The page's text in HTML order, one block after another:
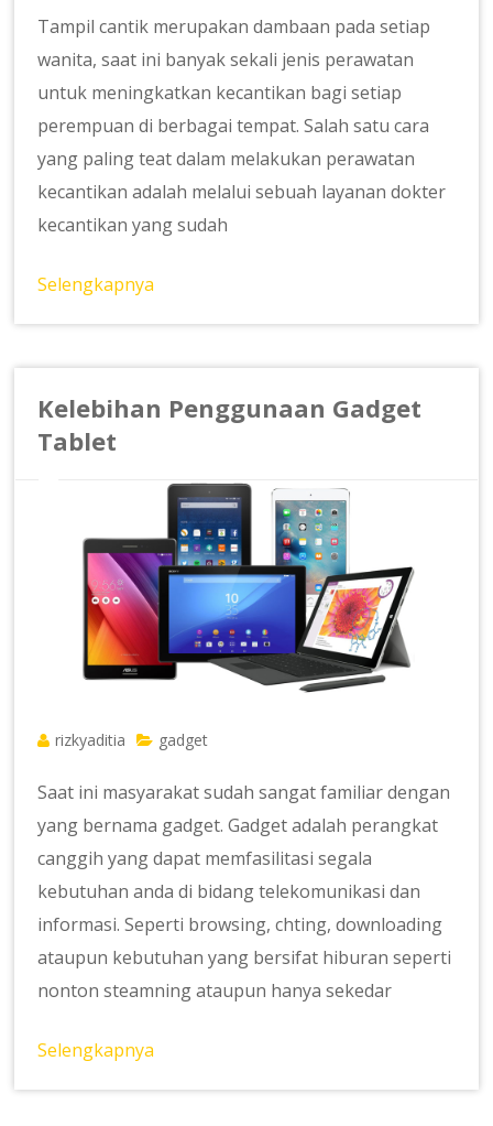
Tampil cantik merupakan dambaan pada setiap
wanita, saat ini banyak sekali jenis perawatan
untuk meningkatkan kecantikan bagi setiap
perempuan di berbagai tempat. Salah satu cara
yang paling teat dalam melakukan perawatan
kecantikan adalah melalui sebuah layanan dokter
kecantikan yang sudah
Selengkapnya
Kelebihan Penggunaan Gadget
Tablet
rizkyaditia gadget
Saat ini masyarakat sudah sangat familiar dengan
yang bernama gadget. Gadget adalah perangkat
canggih yang dapat memfasilitasi segala
kebutuhan anda di bidang telekomunikasi dan
informasi. Seperti browsing, chting, downloading
ataupun kebutuhan yang bersifat hiburan seperti
nonton steamning ataupun hanya sekedar
Selengkapnya